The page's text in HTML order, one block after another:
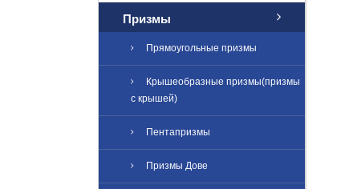
Призмы
Прямоугольные призмы
Крышеобразные призмы(призмы
с крышей)
Пентапризмы
Призмы Дове